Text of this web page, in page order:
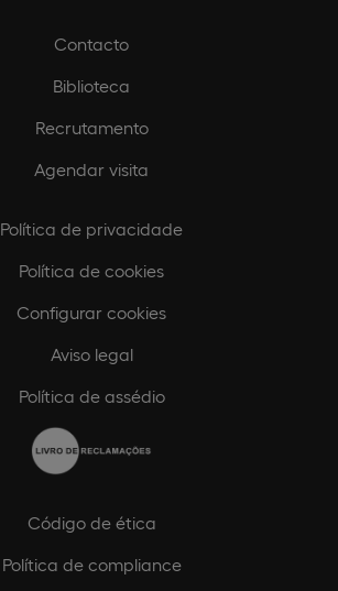
Contacto
Biblioteca
Recrutamento
Agendar visita
Política de privacidade
Política de cookies
Configurar cookies
Aviso legal
Política de assédio
Código de ética
Política de compliance